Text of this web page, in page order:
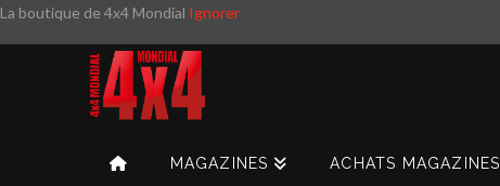
La boutique de 4x4 Mondial Ignorer
MAGAZINES ACHATS MAGAZINES